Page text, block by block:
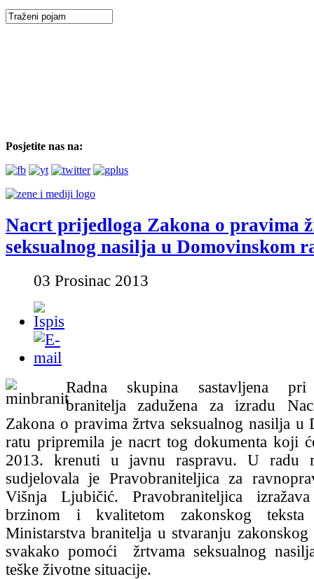
Posjetite nas na:
Nacrt prijedloga Zakona o pravima
seksualnog nasilja u Domovinskom
03 Prosinac 2013
Radna skupina sastavljena pri
branitelja zadužena za izradu
Zakona o pravima žrtva seksualnog nasilja u
ratu pripremila je nacrt tog dokumenta koji
2013. krenuti u javnu raspravu. U radu
sudjelovala je Pravobraniteljica za
Višnja Ljubičić. Pravobraniteljica
brzinom i kvalitetom zakonskog teksta
Ministarstva branitelja u stvaranju
svakako pomoći žrtvama seksualnog
teške životne situacije.